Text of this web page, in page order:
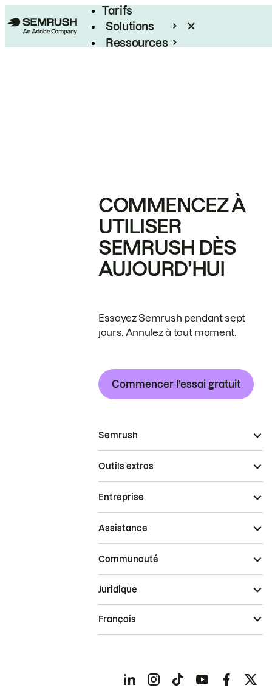
Tarifs
Solutions
Ressources
COMMENCEZ À
UTILISER
SEMRUSH DÈS
AUJOURD’HUI
Essayez Semrush pendant sept
jours. Annulez à tout moment.
Commencer l’essai gratuit
Semrush
Outils extras
Entreprise
Assistance
Communauté
Juridique
Français